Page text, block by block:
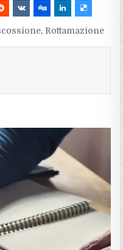
, Rottamazione